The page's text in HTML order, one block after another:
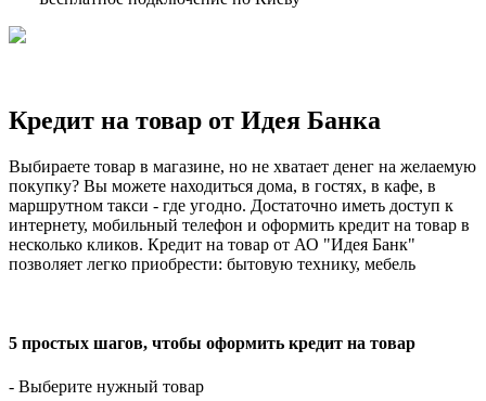
Кредит на товар от Идея Банка
Выбираете товар в магазине, но не хватает денег на желаемую
покупку? Вы можете находиться дома, в гостях, в кафе, в
маршрутном такси - где угодно. Достаточно иметь доступ к
интернету, мобильный телефон и оформить кредит на товар в
несколько кликов. Кредит на товар от АО "Идея Банк"
позволяет легко приобрести: бытовую технику, мебель
5 простых шагов, чтобы оформить кредит на товар
- Выберите нужный товар